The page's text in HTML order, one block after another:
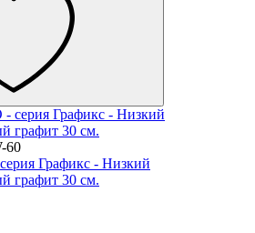
60
Графикс - Низкий
графит 30 см.